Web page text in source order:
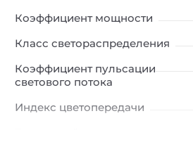
Коэффициент мощности
Класс светораспределения
Коэффициент пульсации
светового потока
Индекс цветопередачи